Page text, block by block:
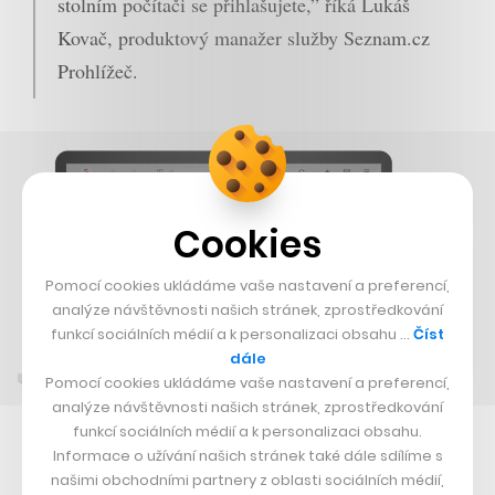
Kovač, produktový manažer služby Seznam.cz
Prohlížeč.
V praxi má tak uživatel, který chce dvoufázové
ověřování u Seznam služeb používat, dvě možnosti. A
Cookies
Pomocí cookies ukládáme vaše nastavení a preferencí,
analýze návštěvnosti našich stránek, zprostředkování
funkcí sociálních médií a k personalizaci obsahu … Číst
dále
Pomocí cookies ukládáme vaše nastavení a preferencí,
analýze návštěvnosti našich stránek, zprostředkování
funkcí sociálních médií a k personalizaci obsahu.
Informace o užívání našich stránek také dále sdílíme s
našimi obchodními partnery z oblasti sociálních médií,